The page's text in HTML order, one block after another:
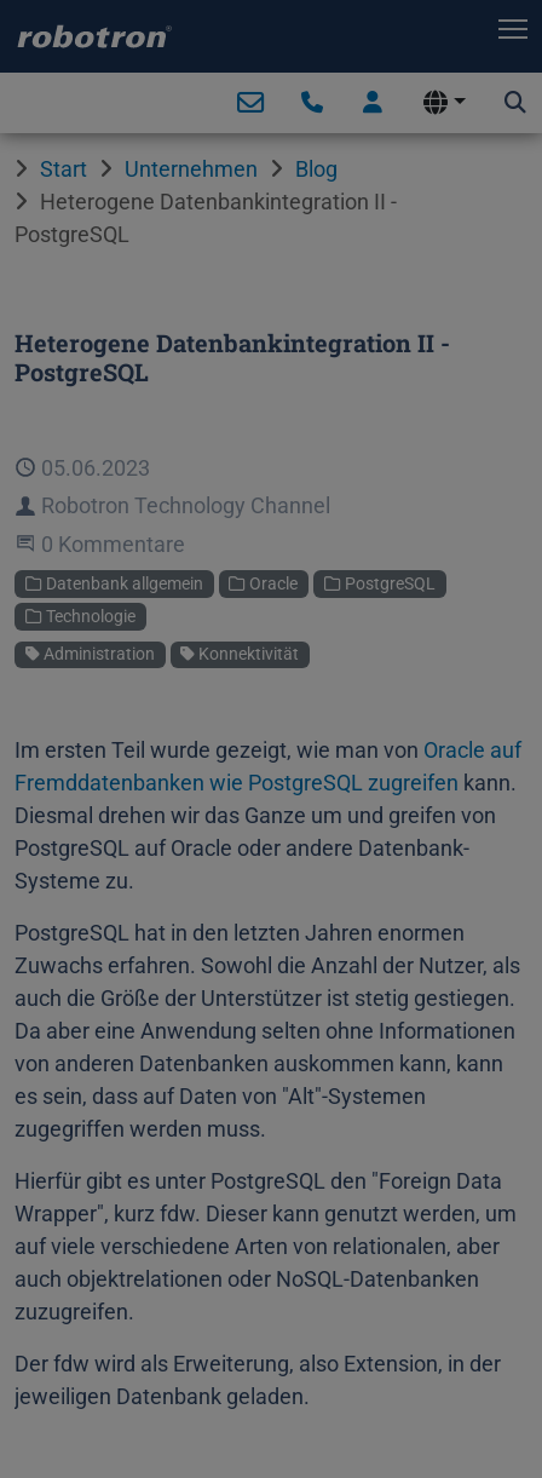
Start Unternehmen
Blog
Heterogene Datenbankintegration II -
PostgreSQL
Heterogene Datenbankintegration II -
PostgreSQL
Veröffentlicht
05.06.2023
Autor
Robotron Technology Channel
Beginne eine Unterhaltung
0 Kommentare
Kategorien
Datenbank allgemein Oracle
PostgreSQL
Technologie
Schlagworte
Administration Konnektivität
Im ersten Teil wurde gezeigt, wie man von Oracle auf
Fremddatenbanken wie PostgreSQL zugreifen kann.
Diesmal drehen wir das Ganze um und greifen von
PostgreSQL auf Oracle oder andere Datenbank-
Systeme zu.
PostgreSQL hat in den letzten Jahren enormen
Zuwachs erfahren. Sowohl die Anzahl der Nutzer, als
auch die Größe der Unterstützer ist stetig gestiegen.
Da aber eine Anwendung selten ohne Informationen
von anderen Datenbanken auskommen kann, kann
es sein, dass auf Daten von "Alt"-Systemen
zugegriffen werden muss.
Hierfür gibt es unter PostgreSQL den "Foreign Data
Wrapper", kurz fdw. Dieser kann genutzt werden, um
auf viele verschiedene Arten von relationalen, aber
auch objektrelationen oder NoSQL-Datenbanken
zuzugreifen.
Der fdw wird als Erweiterung, also Extension, in der
jeweiligen Datenbank geladen.